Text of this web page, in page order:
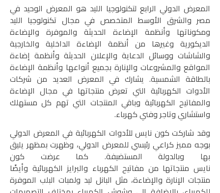
المعرض الدولي الرابع لتكنولوجيا الليد هو المعرض الوحيد في
مصر والشرق الأوسط المتخصص في مجال تكنولوجيا الليد
ومكوناتها وأنظمة الإضاءة الحديثة والموفرة والإضاءة
الديكورية وغيرها من أنظمة الإضاءة الداخلية والخارجية
والشاشات ووسائل الدعاية والإعلان الحديثة وأنظمة إضاءة
المواقع والمشروعات والإنارة بجميع أنواعها وأنظمة الإضاءة
بالطاقة الشمسية. يشارك في المعرض العديد من شركات
الأدوات الكهربائية التي تعرض منتجاتها في مجال الإضاءة
والمفاتيح الكهربائية وباقي المنتجات التي تهم كل مستهلك
واستشاري وتاجر وفني كهرباء.
وقد شاركت كون نايسللأدوات الكهربائية في المعرض الدولي
بوجه مميز كراعي رئيسي للمعرض الدولي، وظهرت بمظهر يليق
بها وبالدولة المستضيفة. كما عرضت كون
نايس منتجاتها من مفاتيح الكهرباء والبرايز الكهربائية وأيضًا
منتجات الإنارة والإضاءة، مثل البانل ليد ولمبات البلب الموفرة